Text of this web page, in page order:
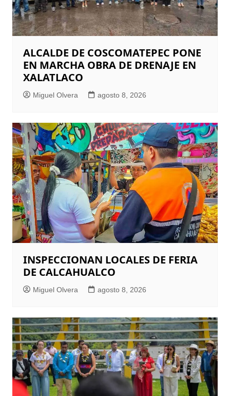
ALCALDE DE COSCOMATEPEC PONE
EN MARCHA OBRA DE DRENAJE EN
XALATLACO
Miguel Olvera agosto 8, 2026
INSPECCIONAN LOCALES DE FERIA
DE CALCAHUALCO
Miguel Olvera agosto 8, 2026